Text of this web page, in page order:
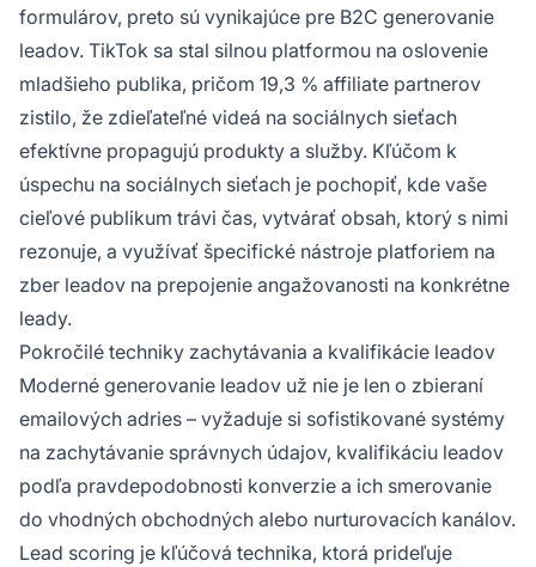
formulárov, preto sú vynikajúce pre B2C generovanie
leadov. TikTok sa stal silnou platformou na oslovenie
mladšieho publika, pričom 19,3 % affiliate partnerov
zistilo, že zdieľateľné videá na sociálnych sieťach
efektívne propagujú produkty a služby. Kľúčom k
úspechu na sociálnych sieťach je pochopiť, kde vaše
cieľové publikum trávi čas, vytvárať obsah, ktorý s nimi
rezonuje, a využívať špecifické nástroje platforiem na
zber leadov na prepojenie angažovanosti na konkrétne
leady.
Pokročilé techniky zachytávania a kvalifikácie leadov
Moderné generovanie leadov už nie je len o zbieraní
emailových adries – vyžaduje si sofistikované systémy
na zachytávanie správnych údajov, kvalifikáciu leadov
podľa pravdepodobnosti konverzie a ich smerovanie
do vhodných obchodných alebo nurturovacích kanálov.
Lead scoring je kľúčová technika, ktorá prideľuje